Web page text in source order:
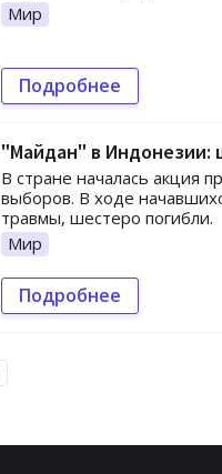
Мир
Подробнее
"Майдан" в Индонезии:
В стране началась акция
выборов. В ходе
травмы, шестеро погибли.
Мир
Подробнее